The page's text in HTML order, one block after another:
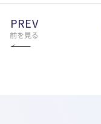
PREV
前を見る